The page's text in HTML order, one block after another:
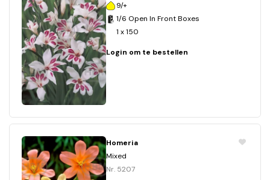
9/+
1/6 Open In Front Boxes
1 x 150
Login om te bestellen
Homeria
Mixed
Nr. 5207